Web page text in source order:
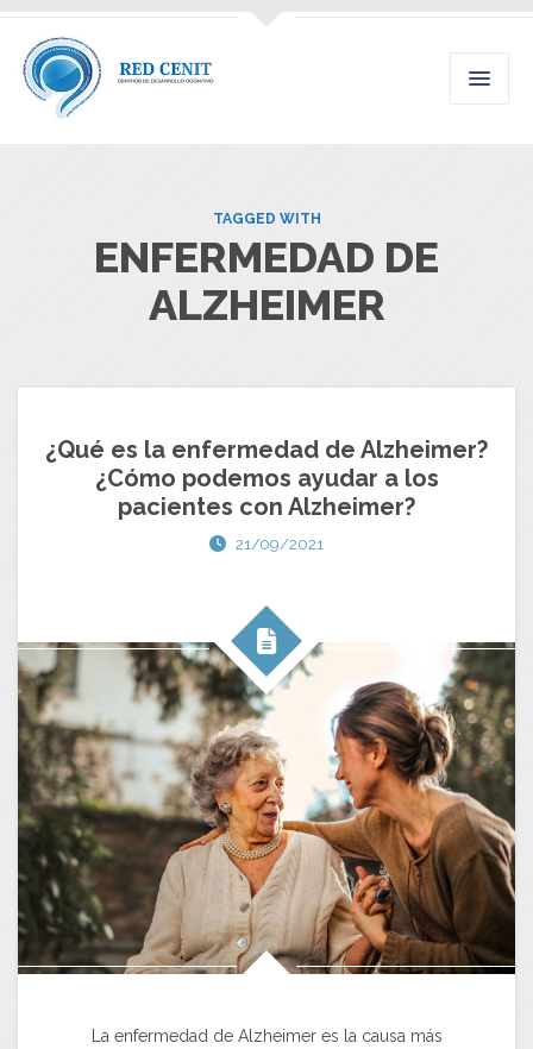
TAGGED WITH
ENFERMEDAD DE
ALZHEIMER
¿Qué es la enfermedad de Alzheimer?
¿Cómo podemos ayudar a los
pacientes con Alzheimer?
21/09/2021
La enfermedad de Alzheimer es la causa más